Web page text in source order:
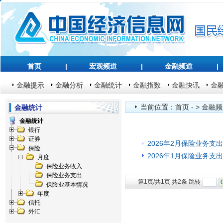
首页 | 宏观频道 | 金融频道 |
金融提示 金融分析 金融统计 金融指数 金融快讯 金
金融统计
金融统计
银行
证券
保险
月度
保险业务收入
保险业务支出
保险业基本情况
年度
信托
外汇
当前位置： 首页 - > 金融
2026年2月保险业务支出
2026年1月保险业务支出
第1页/共1页 共2条 跳转